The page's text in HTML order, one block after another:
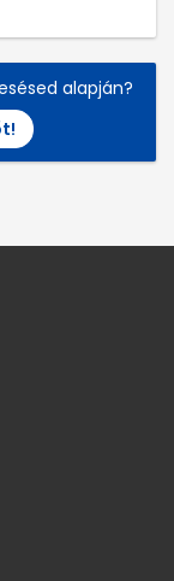
alapján?